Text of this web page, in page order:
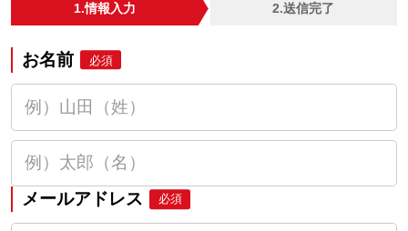
1.情報入力 2.送信完了
お名前 必須
メールアドレス 必須